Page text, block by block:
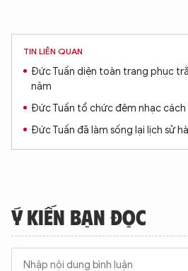
TIN LIÊN QUAN
Đức Tuấn diện toàn trang phục
năm
Đức Tuấn tổ chức đêm nhạc
Đức Tuấn đã làm sống lại lịch sử
Ý KIẾN BẠN ĐỌC